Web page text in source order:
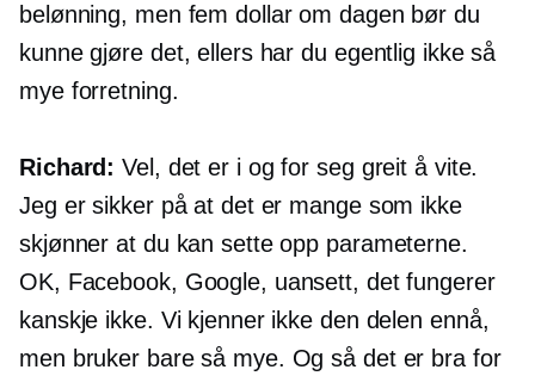
belønning, men fem dollar om dagen bør du
kunne gjøre det, ellers har du egentlig ikke så
mye forretning.
Richard: Vel, det er i og for seg greit å vite.
Jeg er sikker på at det er mange som ikke
skjønner at du kan sette opp parameterne.
OK, Facebook, Google, uansett, det fungerer
kanskje ikke. Vi kjenner ikke den delen ennå,
men bruker bare så mye. Og så det er bra for